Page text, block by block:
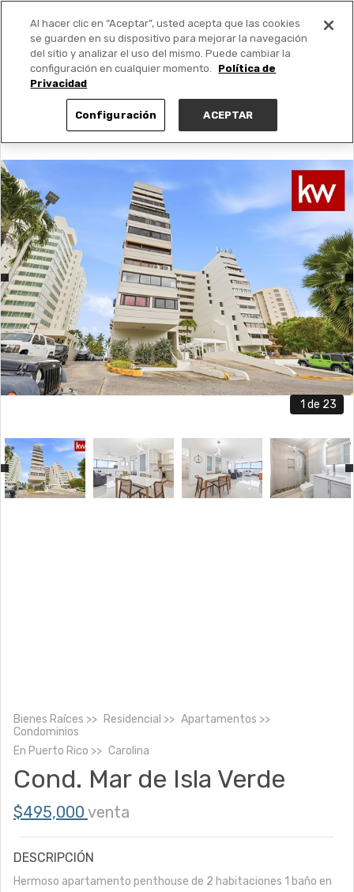
PUBLICA GRATIS +
1 de 23
Bienes Raíces Residencial
Apartamentos
Condominios
En Puerto Rico Carolina
Cond. Mar de Isla Verde
$495,000 venta
DESCRIPCIÓN
Hermoso apartamento penthouse de 2 habitaciones 1 baño en
Al hacer clic en “Aceptar”, usted acepta que las cookies
se guarden en su dispositivo para mejorar la navegación
del sitio y analizar el uso del mismo. Puede cambiar la
configuración en cualquier momento.
Política de
Privacidad
Configuración ACEPTAR